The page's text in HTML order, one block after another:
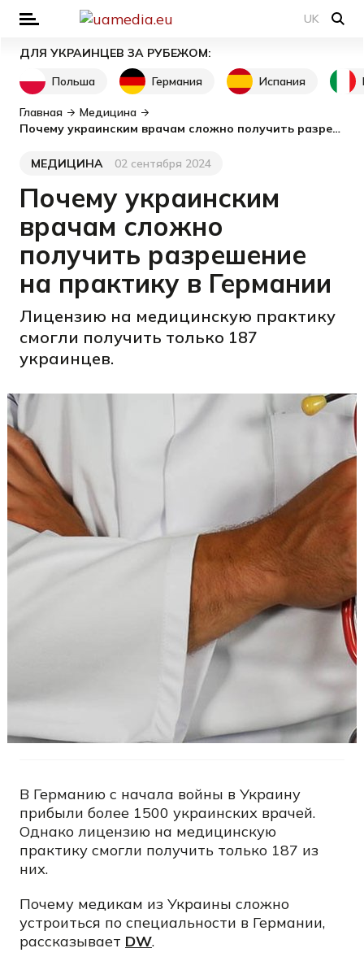
UK
ДЛЯ УКРАИНЦЕВ ЗА РУБЕЖОМ:
Польша
Германия Испания
Главная
Медицина
Почему украинским врачам сложно получить разрешение на практику в Германии
Категория
МЕДИЦИНА
Дата публикации02 сентября 2024
Почему украинским
врачам сложно
получить разрешение
на практику в Германии
Лицензию на медицинскую практику
смогли получить только 187
украинцев.
В Германию с начала войны в Украину
прибыли более 1500 украинских врачей.
Однако лицензию на медицинскую
практику смогли получить только 187 из
них.
Почему медикам из Украины сложно
устроиться по специальности в Германии,
рассказывает DW.